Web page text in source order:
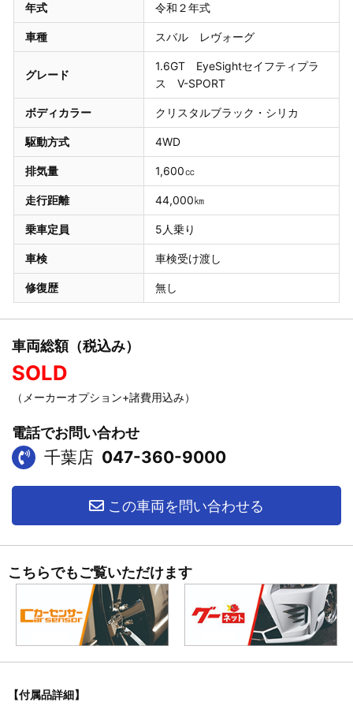
年式 令和２年式
車種 スバル レヴォーグ
グレード
1.6GT EyeSightセイフティプラ
ス V-SPORT
ボディカラー クリスタルブラック・シリカ
駆動方式 4WD
排気量 1,600㏄
走行距離 44,000㎞
乗車定員 5人乗り
車検 車検受け渡し
修復歴 無し
車両総額（税込み）
SOLD
（メーカーオプション+諸費用込み）
電話でお問い合わせ
千葉店 047-360-9000
この車両を問い合わせる
こちらでもご覧いただけます
【付属品詳細】